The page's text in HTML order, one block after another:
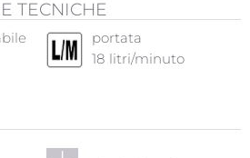
TECNICHE
portata
18 litri/minuto